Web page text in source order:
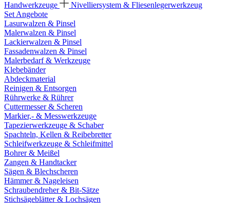
Handwerkzeuge
Nivelliersystem & Fliesenlegerwerkzeug
Set Angebote
Lasurwalzen & Pinsel
Malerwalzen & Pinsel
Lackierwalzen & Pinsel
Fassadenwalzen & Pinsel
Malerbedarf & Werkzeuge
Klebebänder
Abdeckmaterial
Reinigen & Entsorgen
Rührwerke & Rührer
Cuttermesser & Scheren
Markier,- & Messwerkzeuge
Tapezierwerkzeuge & Schaber
Spachteln, Kellen & Reibebretter
Schleifwerkzeuge & Schleifmittel
Bohrer & Meißel
Zangen & Handtacker
Sägen & Blechscheren
Hämmer & Nageleisen
Schraubendreher & Bit-Sätze
Stichsägeblätter & Lochsägen